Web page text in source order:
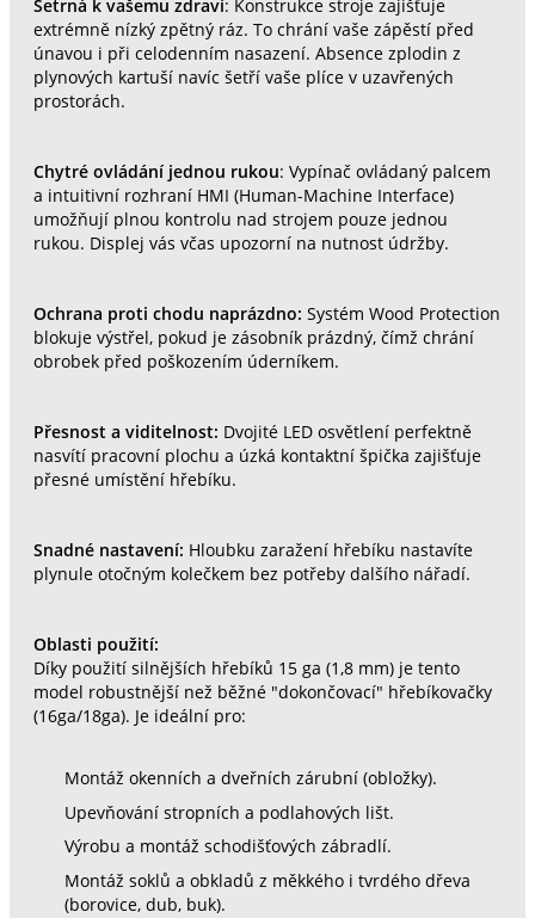
Šetrná k vašemu zdraví: Konstrukce stroje zajišťuje
extrémně nízký zpětný ráz. To chrání vaše zápěstí před
únavou i při celodenním nasazení. Absence zplodin z
plynových kartuší navíc šetří vaše plíce v uzavřených
prostorách.
Chytré ovládání jednou rukou: Vypínač ovládaný palcem
a intuitivní rozhraní HMI (Human-Machine Interface)
umožňují plnou kontrolu nad strojem pouze jednou
rukou. Displej vás včas upozorní na nutnost údržby.
Ochrana proti chodu naprázdno: Systém Wood Protection
blokuje výstřel, pokud je zásobník prázdný, čímž chrání
obrobek před poškozením úderníkem.
Přesnost a viditelnost: Dvojité LED osvětlení perfektně
nasvítí pracovní plochu a úzká kontaktní špička zajišťuje
přesné umístění hřebíku.
Snadné nastavení: Hloubku zaražení hřebíku nastavíte
plynule otočným kolečkem bez potřeby dalšího nářadí.
Oblasti použití:
Díky použití silnějších hřebíků 15 ga (1,8 mm) je tento
model robustnější než běžné "dokončovací" hřebíkovačky
(16ga/18ga). Je ideální pro:
Montáž okenních a dveřních zárubní (obložky).
Upevňování stropních a podlahových lišt.
Výrobu a montáž schodišťových zábradlí.
Montáž soklů a obkladů z měkkého i tvrdého dřeva
(borovice, dub, buk).